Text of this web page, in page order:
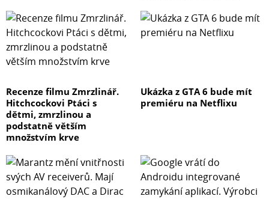
Recenze filmu Zmrzlinář.
Hitchcockovi Ptáci s
dětmi, zmrzlinou a
podstatně větším
množstvím krve
Ukázka z GTA 6 bude mít
premiéru na Netflixu